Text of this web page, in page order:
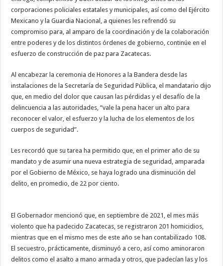
corporaciones policiales estatales y municipales, así como del Ejército
Mexicano y la Guardia Nacional, a quienes les refrendó su
compromiso para, al amparo de la coordinación y de la colaboración
entre poderes y de los distintos órdenes de gobierno, continúe en el
esfuerzo de construcción de paz para Zacatecas.
Al encabezar la ceremonia de Honores a la Bandera desde las
instalaciones de la Secretaría de Seguridad Pública, el mandatario dijo
que, en medio del dolor que causan las pérdidas y el desafío de la
delincuencia a las autoridades, “vale la pena hacer un alto para
reconocer el valor, el esfuerzo y la lucha de los elementos de los
cuerpos de seguridad”.
Les recordó que su tarea ha permitido que, en el primer año de su
mandato y de asumir una nueva estrategia de seguridad, amparada
por el Gobierno de México, se haya logrado una disminución del
delito, en promedio, de 22 por ciento.
El Gobernador mencionó que, en septiembre de 2021, el mes más
violento que ha padecido Zacatecas, se registraron 201 homicidios,
mientras que en el mismo mes de este año se han contabilizado 108.
El secuestro, prácticamente, disminuyó a cero, así como aminoraron
delitos como el asalto a mano armada y otros, que padecían las y los